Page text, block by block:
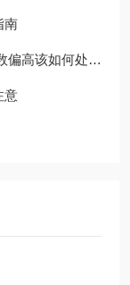
南
该如何处理？
意